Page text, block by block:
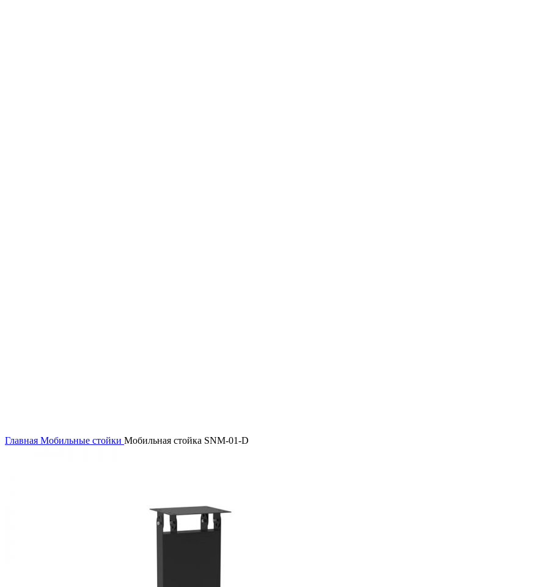
Главная Мобильные стойки Мобильная стойка SNM-01-D